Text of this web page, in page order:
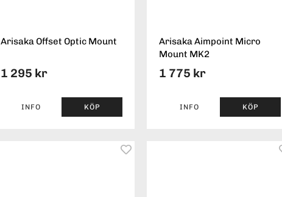
Arisaka Offset Optic Mount
1 295 kr
INFO KÖP
Arisaka Aimpoint Micro
Mount MK2
1 775 kr
INFO KÖP